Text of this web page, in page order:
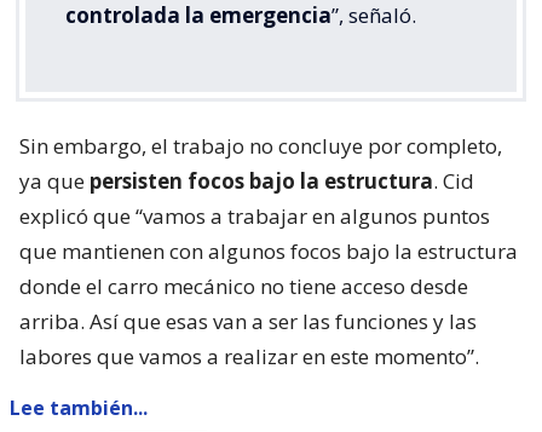
controlada la emergencia”, señaló.
Sin embargo, el trabajo no concluye por completo,
ya que persisten focos bajo la estructura. Cid
explicó que “vamos a trabajar en algunos puntos
que mantienen con algunos focos bajo la estructura
donde el carro mecánico no tiene acceso desde
arriba. Así que esas van a ser las funciones y las
labores que vamos a realizar en este momento”.
Lee también...